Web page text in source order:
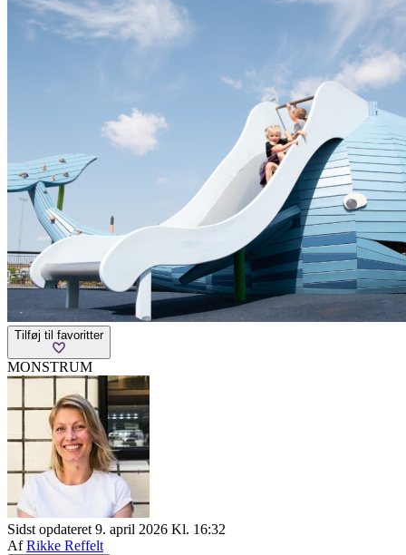
Tilføj til favoritter
MONSTRUM
Sidst opdateret 9. april 2026 Kl. 16:32
AfRikke Reffelt